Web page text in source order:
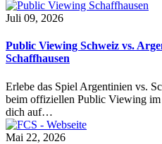
Juli 09, 2026
Public Viewing Schweiz vs.
Schaffhausen
Erlebe das Spiel Argentinien vs.
beim offiziellen Public Viewing
dich auf…
Mai 22, 2026